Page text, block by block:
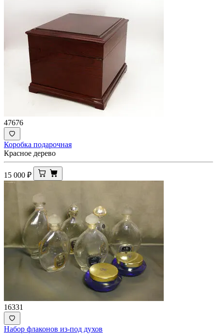
47676
Коробка подарочная
Красное дерево
15 000 ₽
16331
Набор флаконов из-под духов